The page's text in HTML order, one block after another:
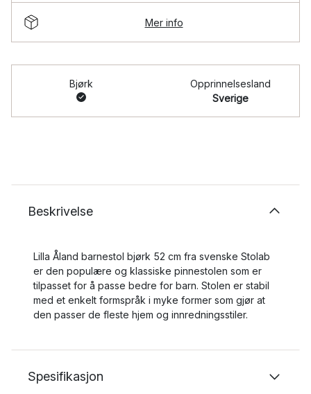
Mer info
Bjørk
Opprinnelsesland
Sverige
Beskrivelse
Lilla Åland barnestol bjørk 52 cm fra svenske Stolab
er den populære og klassiske pinnestolen som er
tilpasset for å passe bedre for barn. Stolen er stabil
med et enkelt formspråk i myke former som gjør at
den passer de fleste hjem og innredningsstiler.
Spesifikasjon